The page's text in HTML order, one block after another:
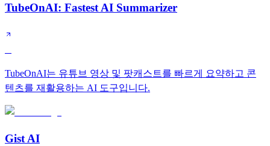
TubeOnAI: Fastest AI Summarizer
TubeOnAI는 유튜브 영상 및 팟캐스트를 빠르게 요약하고 콘
텐츠를 재활용하는 AI 도구입니다.
Gist AI